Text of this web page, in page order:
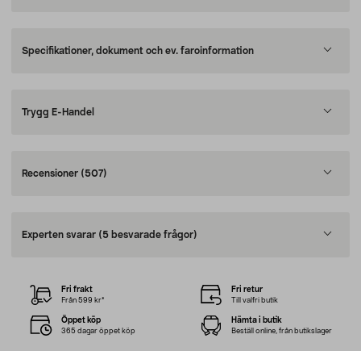
Specifikationer, dokument och ev. faroinformation
Trygg E-Handel
Recensioner (507)
Experten svarar (5 besvarade frågor)
Fri frakt
Från 599 kr*
Fri retur
Till valfri butik
Öppet köp
365 dagar öppet köp
Hämta i butik
Beställ online, från butikslager